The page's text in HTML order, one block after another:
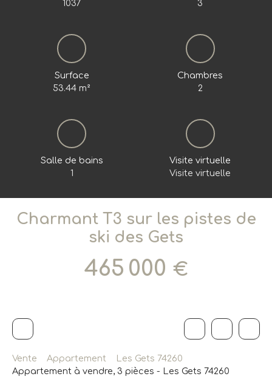
1037
3
Surface
53.44 m²
Chambres
2
Salle de bains
1
Visite virtuelle
Visite virtuelle
Charmant T3 sur les pistes de
ski des Gets
465 000 €
Vente Appartement
Les Gets 74260
Appartement à vendre, 3 pièces - Les Gets 74260